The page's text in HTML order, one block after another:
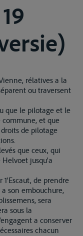
rélatives a la
ou traversent
que le pilotage et le
commune, et que
de pilotage
que ceux, qui
jusqu'a
de prendre
son embouchure,
sera
sous la
a conserver
chacun